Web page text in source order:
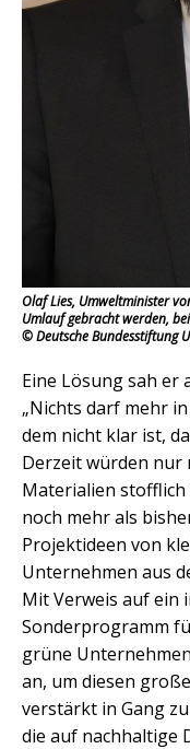
Olaf Lies, Umweltminister
Umlauf gebracht werden,
© Deutsche Bundesstiftung
Eine Lösung sah er
„Nichts darf mehr
dem nicht klar ist,
Derzeit würden nur
Materialien stofflich
noch mehr als
Projektideen von
Unternehmen aus
Mit Verweis auf ein
Sonderprogramm
grüne
an, um diesen
verstärkt in Gang
die auf nachhaltige